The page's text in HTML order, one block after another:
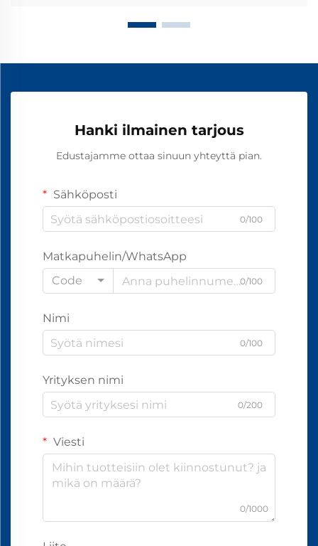
Hanki ilmainen tarjous
Edustajamme ottaa sinuun yhteyttä pian.
Sähköposti
0/100
Matkapuhelin/WhatsApp
Code
0/100
Nimi
0/100
Yrityksen nimi
0/200
Viesti
0/1000